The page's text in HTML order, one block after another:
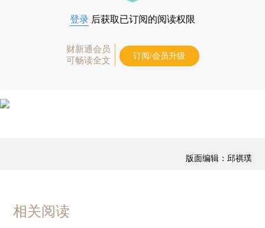
登录 后获取已订阅的阅读权限
财新通会员
可畅读全文
订阅/会员升级
版面编辑：邱祺璞
相关阅读